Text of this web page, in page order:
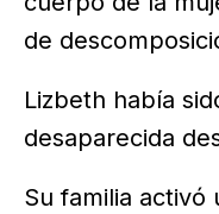
de
Lizbeth había
desaparecida
Su familia activó